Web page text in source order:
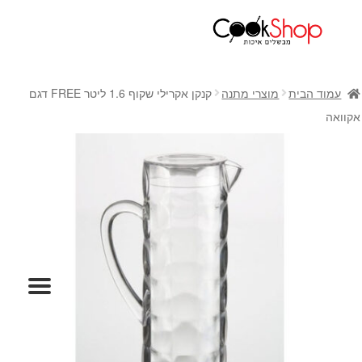
חנות
כלי בישול
מוצרי חשמל למטבח
גאדג'טס וכלי מטבח
עמוד הבית מוצרי מתנה
קנקן אקרילי שקוף 1.6 ליטר FREE דגם
אקוואה